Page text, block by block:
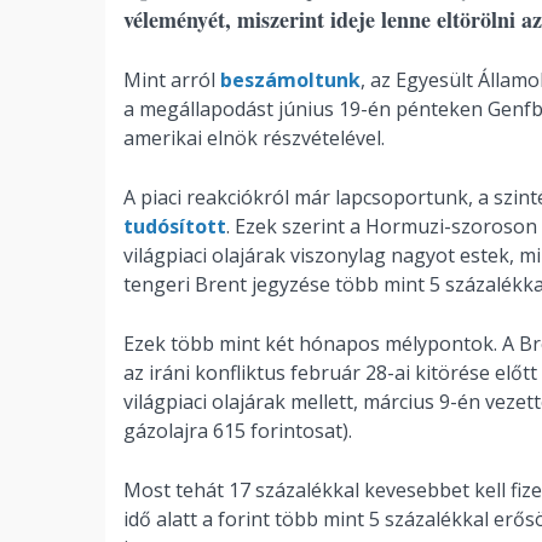
véleményét, miszerint ideje lenne eltörölni
Mint arról beszámoltunk, az Egyesült
a megállapodást június 19-én pénteken
amerikai elnök részvételével.
A piaci reakciókról már lapcsoportunk, a
tudósított. Ezek szerint a Hormuzi-
világpiaci olajárak viszonylag nagyot estek,
tengeri Brent jegyzése több mint 5
Ezek több mint két hónapos mélypontok. A
az iráni konfliktus február 28-ai kitörése
világpiaci olajárak mellett, március 9-én
gázolajra 615 forintosat).
Most tehát 17 százalékkal kevesebbet kell
idő alatt a forint több mint 5 százalékkal